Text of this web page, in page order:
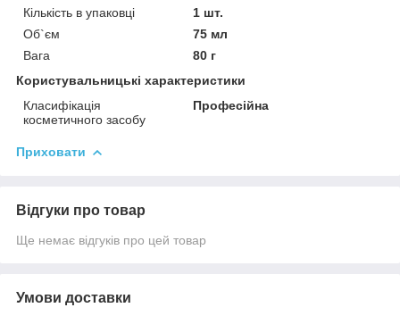
Кількість в упаковці
1 шт.
Об`єм
75 мл
Вага
80 г
Користувальницькі характеристики
Класифікація
косметичного засобу
Професійна
Приховати
Відгуки про товар
Ще немає відгуків про цей товар
Умови доставки